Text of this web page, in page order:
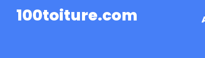
100toiture.com